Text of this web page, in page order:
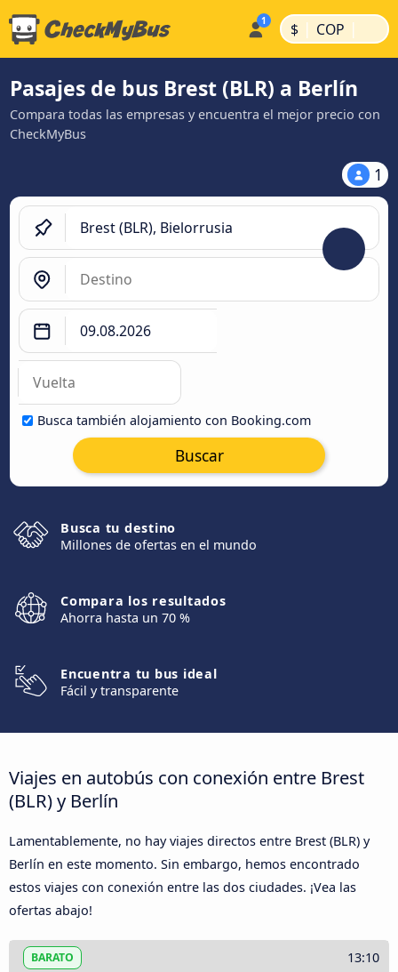
$ | COP |
Pasajes de bus Brest (BLR) a Berlín
Compara todas las empresas y encuentra el mejor precio con
CheckMyBus
1
Busca también alojamiento con Booking.com
Buscar
Busca tu destino
Millones de ofertas en el mundo
Compara los resultados
Ahorra hasta un 70 %
Encuentra tu bus ideal
Fácil y transparente
Viajes en autobús con conexión entre Brest
(BLR) y Berlín
Lamentablemente, no hay viajes directos entre Brest (BLR) y
Berlín en este momento. Sin embargo, hemos encontrado
estos viajes con conexión entre las dos ciudades. ¡Vea las
ofertas abajo!
BARATO 13:10